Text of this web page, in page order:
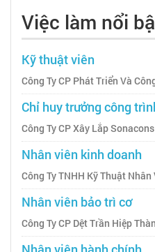
Việc làm nổi
Kỹ thuật viên
Công Ty CP Phát Triển Và
Chỉ huy trưởng công
Công Ty CP Xây Lắp Sonacons
Nhân viên kinh doanh
Công Ty TNHH Kỹ Thuật Nhân
Nhân viên bảo trì cơ
Công Ty CP Dệt Trần Hiệp